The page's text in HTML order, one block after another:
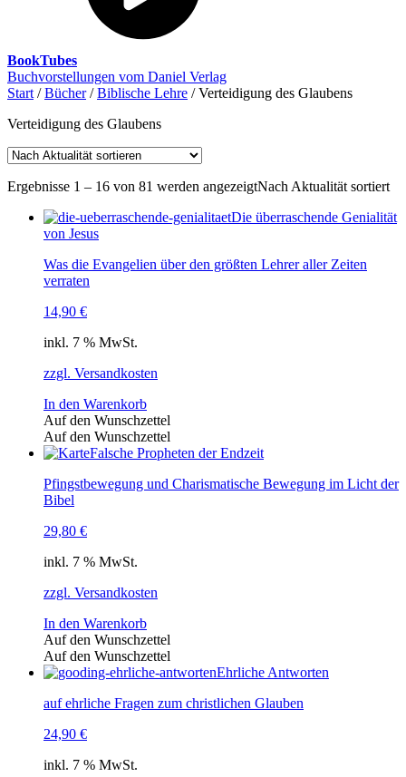
BookTubes
Buchvorstellungen vom Daniel Verlag
Start /Bücher/Biblische Lehre / Verteidigung des Glaubens
Verteidigung des Glaubens
Ergebnisse 1 – 16 von 81 werden angezeigtNach Aktualität sortiert
Die überraschende Genialität
von Jesus
Was die Evangelien über den größten Lehrer aller Zeiten
verraten
14,90 €
inkl. 7 % MwSt.
zzgl. Versandkosten
In den Warenkorb
Auf den Wunschzettel
Auf den Wunschzettel
Falsche Propheten der Endzeit
Pfingstbewegung und Charismatische Bewegung im Licht der
Bibel
29,80 €
inkl. 7 % MwSt.
zzgl. Versandkosten
In den Warenkorb
Auf den Wunschzettel
Auf den Wunschzettel
Ehrliche Antworten
auf ehrliche Fragen zum christlichen Glauben
24,90 €
inkl. 7 % MwSt.